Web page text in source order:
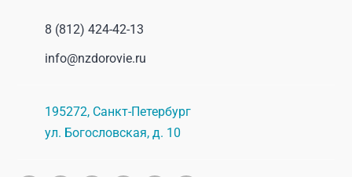
8 (812) 424-42-13
info@nzdorovie.ru
195272, Санкт-Петербург
ул. Богословская, д. 10